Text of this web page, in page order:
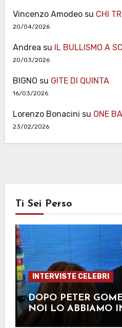
Vincenzo Amodeosu CHI
20/04/2026
Andrea su IL BULLISMO A
20/03/2026
BIGNO su GITE DI QUINTA
16/03/2026
Lorenzo Bonacini su ONE
23/02/2026
Ti Sei Perso
INTERVISTE CELEBRI
DOPO PETER
NOI LO ABBIAMO